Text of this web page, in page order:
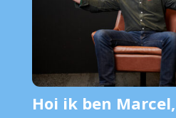
Hoi ik ben Marcel,